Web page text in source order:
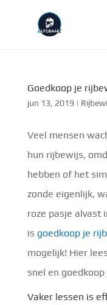
Goedkoop je
jun 13, 2019 |
Veel mensen
hun rijbewijs,
hebben of het
zonde eigenlijk,
roze pasje alvast
is goedkoop je
mogelijk! Hier
snel en
Vaker lessen is